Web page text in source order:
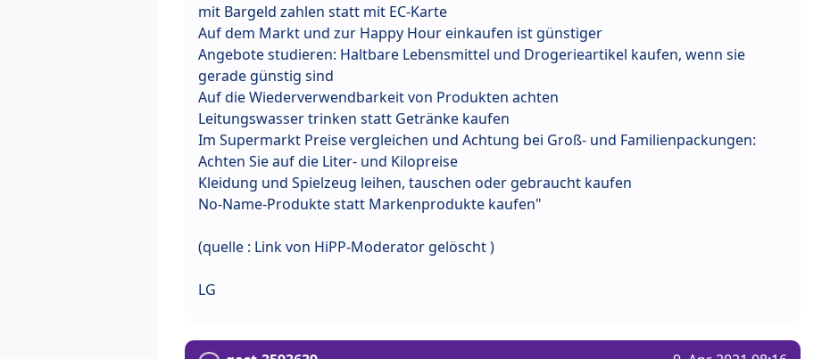
mit Bargeld zahlen statt mit EC-Karte
Auf dem Markt und zur Happy Hour einkaufen ist günstiger
Angebote studieren: Haltbare Lebensmittel und Drogerieartikel kaufen, wenn sie
gerade günstig sind
Auf die Wiederverwendbarkeit von Produkten achten
Leitungswasser trinken statt Getränke kaufen
Im Supermarkt Preise vergleichen und Achtung bei Groß- und Familienpackungen:
Achten Sie auf die Liter- und Kilopreise
Kleidung und Spielzeug leihen, tauschen oder gebraucht kaufen
No-Name-Produkte statt Markenprodukte kaufen"
(quelle : Link von HiPP-Moderator gelöscht )
LG